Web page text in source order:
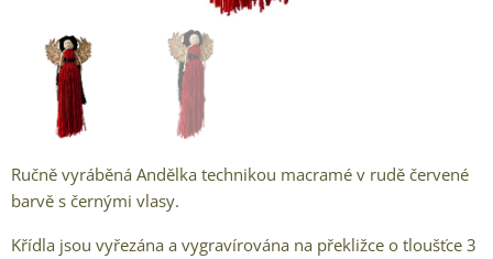
Ručně vyráběná Andělka technikou macramé v rudě červené
barvě s černými vlasy.
Křídla jsou vyřezána a vygravírována na překližce o tloušťce 3